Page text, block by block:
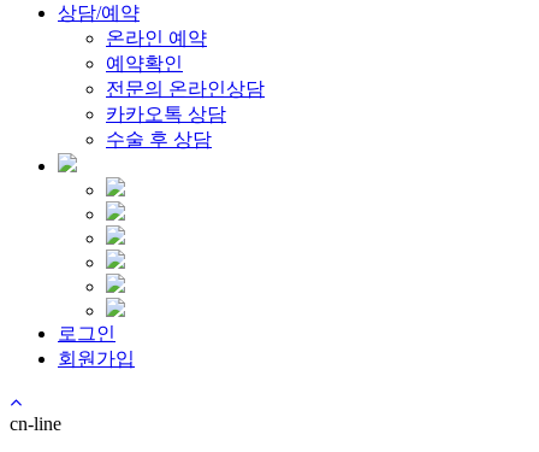
상담/예약
온라인 예약
예약확인
전문의 온라인상담
카카오톡 상담
수술 후 상담
로그인
회원가입
cn-line